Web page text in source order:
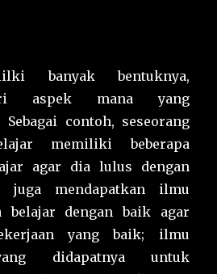
banyak bentuknya,
aspek mana yang
contoh, seseorang
memiliki beberapa
agar dia lulus dengan
mendapatkan ilmu
belajar dengan baik agar
yang baik; ilmu
didapatnya untuk